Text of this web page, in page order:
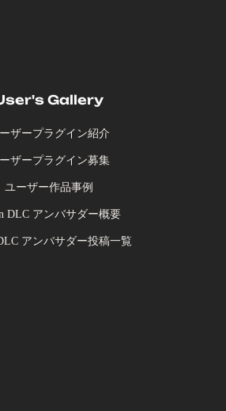
Gallery
ザープラグイン紹介
ザープラグイン募集
ユーザー作品事例
DLC アンバサダー概要
アンバサダー投稿一覧